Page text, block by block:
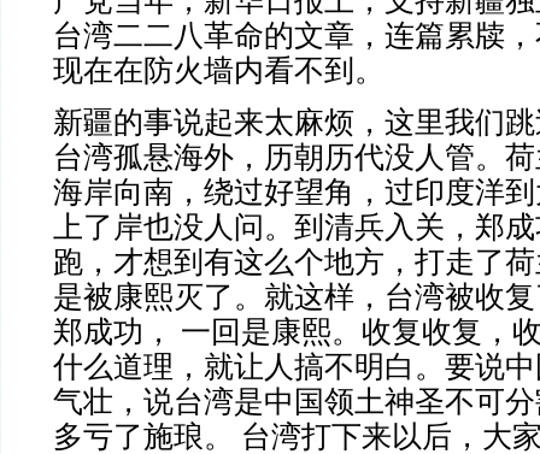
台湾二二八革命的文章，连篇累牍
现在在防火墙内看不到。
新疆的事说起来太麻烦，这里我们
台湾孤悬海外，历朝历代没人管。
海岸向南，绕过好望角，过印度洋
上了岸也没人问。到清兵入关，郑
跑，才想到有这么个地方，打走了
是被康熙灭了。就这样，台湾被收
郑成功， 一回是康熙。收复收复，
什么道理，就让人搞不明白。要说
气壮，说台湾是中国领土神圣不可
多亏了施琅。 台湾打下来以后，大